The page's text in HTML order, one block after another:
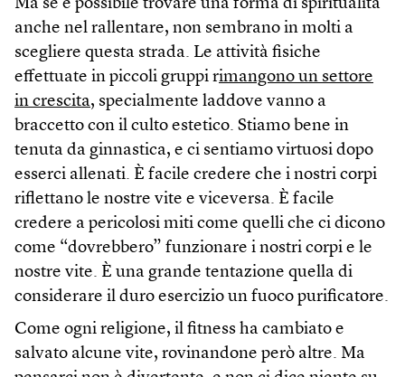
Ma se è possibile trovare una forma di spiritualità
anche nel rallentare, non sembrano in molti a
scegliere questa strada. Le attività fisiche
effettuate in piccoli gruppi rimangono un settore
in crescita, specialmente laddove vanno a
braccetto con il culto estetico. Stiamo bene in
tenuta da ginnastica, e ci sentiamo virtuosi dopo
esserci allenati. È facile credere che i nostri corpi
riflettano le nostre vite e viceversa. È facile
credere a pericolosi miti come quelli che ci dicono
come “dovrebbero” funzionare i nostri corpi e le
nostre vite. È una grande tentazione quella di
considerare il duro esercizio un fuoco purificatore.
Come ogni religione, il fitness ha cambiato e
salvato alcune vite, rovinandone però altre. Ma